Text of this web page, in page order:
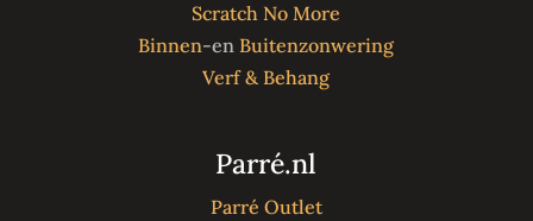
Scratch No More
Binnen-en Buitenzonwering
Verf & Behang
Parré.nl
Parré Outlet